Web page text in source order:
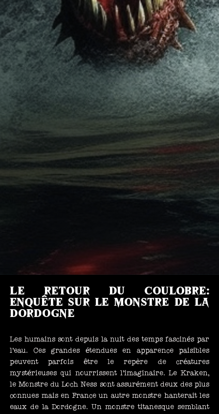
Le retour du Coulobre:
Enquête sur le monstre de la
Dordogne
Les humains sont depuis la nuit des temps fascinés par
l’eau. Ces grandes étendues en apparence paisibles
peuvent parfois être le repère de créatures
mystérieuses qui nourrissent l’imaginaire. Le Kraken,
le Monstre du Loch Ness sont assurément deux des plus
connues mais en France un autre monstre hanterait les
eaux de la Dordogne. Un monstre titanesque semblant